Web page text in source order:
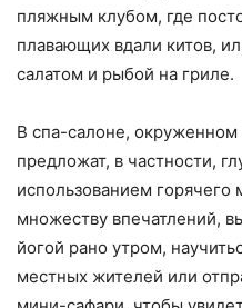
пляжным клубом, где
плавающих вдали китов,
салатом и рыбой на гриле.
В спа-салоне,
предложат, в частности,
использованием горячего
множеству впечатлений,
йогой рано утром,
местных жителей или